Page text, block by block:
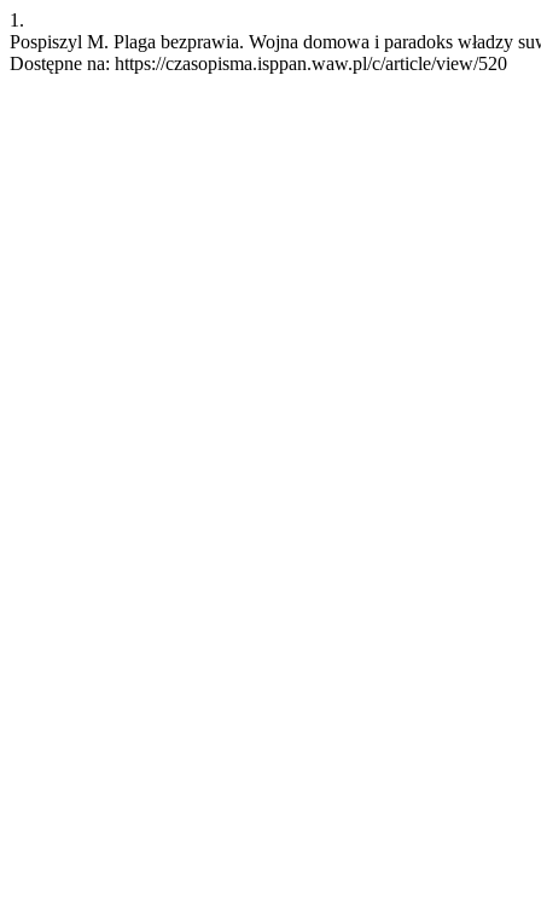
1.
Pospiszyl M. Plaga bezprawia. Wojna domowa i paradoks władzy
Dostępne na: https://czasopisma.isppan.waw.pl/c/article/view/520